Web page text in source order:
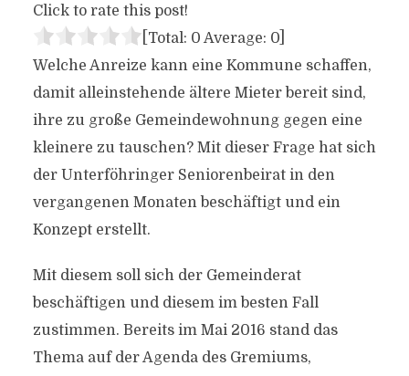
Click to rate this post!
[Total: 0 Average: 0]
Welche Anreize kann eine Kommune schaffen,
damit alleinstehende ältere Mieter bereit sind,
ihre zu große Gemeindewohnung gegen eine
kleinere zu tauschen? Mit dieser Frage hat sich
der Unterföhringer Seniorenbeirat in den
vergangenen Monaten beschäftigt und ein
Konzept erstellt.
Mit diesem soll sich der Gemeinderat
beschäftigen und diesem im besten Fall
zustimmen. Bereits im Mai 2016 stand das
Thema auf der Agenda des Gremiums,